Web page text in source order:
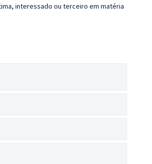
interessado ou terceiro em matéria